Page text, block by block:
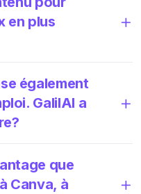
en plus
également
GalilAI a
que
Canva, à